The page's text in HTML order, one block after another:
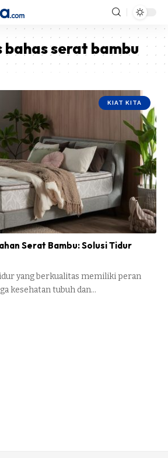
bahas serat bambu
KIAT KITA
Serat Bambu: Solusi Tidur
yang berkualitas memiliki peran
kesehatan tubuh dan…